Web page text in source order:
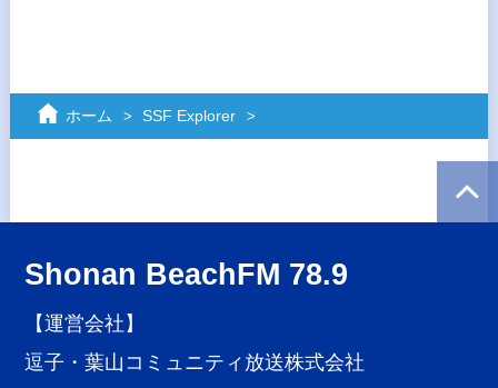
ホーム SSF Explorer
Shonan BeachFM 78.9
【運営会社】
逗子・葉山コミュニティ放送株式会社